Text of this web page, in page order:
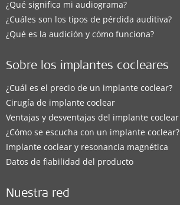
¿Qué significa mi audiograma?
¿Cuáles son los tipos de pérdida auditiva?
¿Qué es la audición y cómo funciona?
Sobre los implantes cocleares
¿Cuál es el precio de un implante coclear?
Cirugía de implante coclear
Ventajas y desventajas del implante coclear
¿Cómo se escucha con un implante coclear?
Implante coclear y resonancia magnética
Datos de fiabilidad del producto
Nuestra red